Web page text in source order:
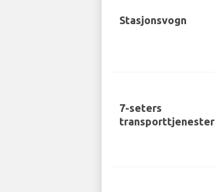
Stasjonsvogn
7-seters
transporttjenester